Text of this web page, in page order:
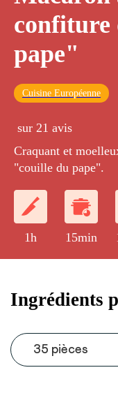
confiture
pape"
Cuisine Européenne
sur 21 avis
Craquant et
"couille du pape".
1h 15min
Ingrédients
35 pièces